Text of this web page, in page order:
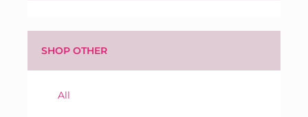
SHOP OTHER
All